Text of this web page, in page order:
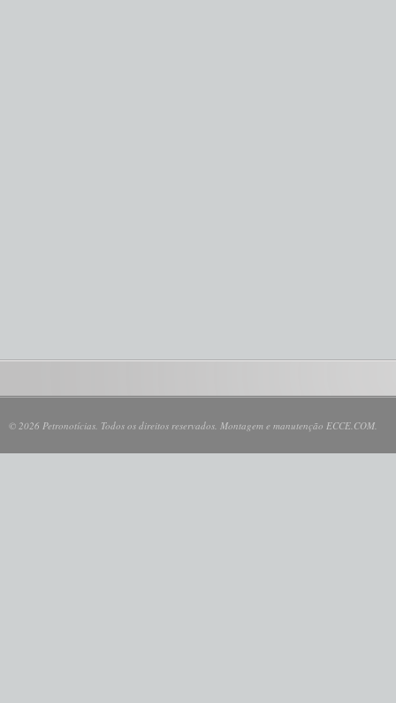
© 2026 Petronotícias. Todos os direitos reservados. Montagem e manutenção ECCE.COM.